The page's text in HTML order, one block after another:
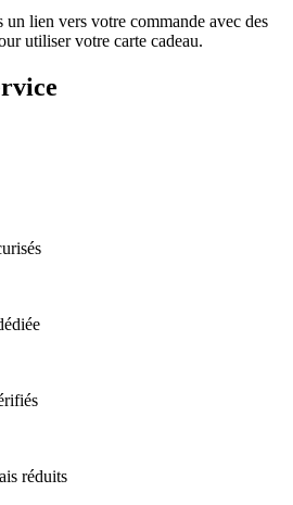
lien vers votre commande avec des
utiliser votre carte cadeau.
réduits